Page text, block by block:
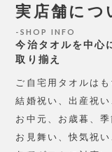
実店舗につ
SHOP INFO
今治タオルを中心
取り揃え
ご自宅用タオルは
結婚祝い、出産祝
お中元、お歳暮、
お見舞い、快気祝